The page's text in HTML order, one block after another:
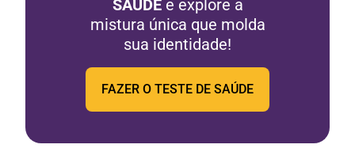
SAÚDEe explore a
mistura única que molda
sua identidade!
FAZER O TESTE DE SAÚDE